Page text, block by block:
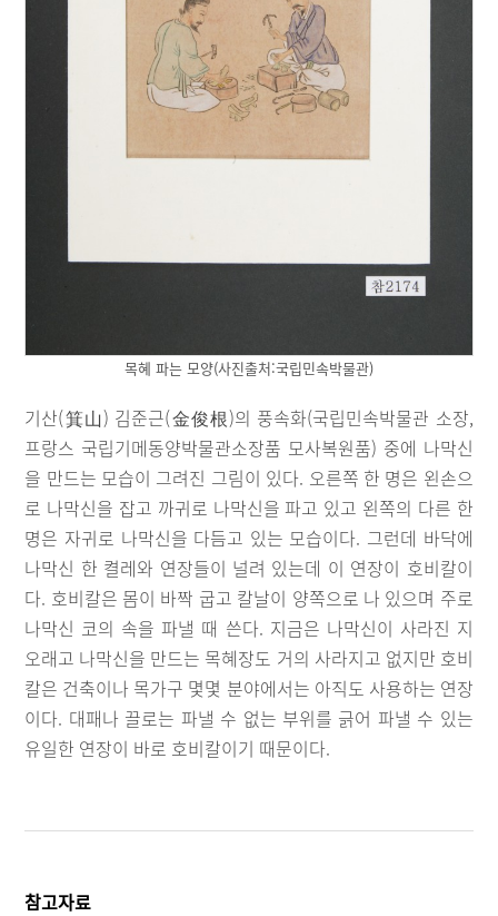
목혜 파는 모양(사진출처:국립민속박물관)
기산(箕山) 김준근(金俊根)의 풍속화(국립민속박물관 소장,
프랑스 국립기메동양박물관소장품 모사복원품) 중에 나막신
을 만드는 모습이 그려진 그림이 있다. 오른쪽 한 명은 왼손으
로 나막신을 잡고 까귀로 나막신을 파고 있고 왼쪽의 다른 한
명은 자귀로 나막신을 다듬고 있는 모습이다. 그런데 바닥에
나막신 한 켤레와 연장들이 널려 있는데 이 연장이 호비칼이
다. 호비칼은 몸이 바짝 굽고 칼날이 양쪽으로 나 있으며 주로
나막신 코의 속을 파낼 때 쓴다. 지금은 나막신이 사라진 지
오래고 나막신을 만드는 목혜장도 거의 사라지고 없지만 호비
칼은 건축이나 목가구 몇몇 분야에서는 아직도 사용하는 연장
이다. 대패나 끌로는 파낼 수 없는 부위를 긁어 파낼 수 있는
유일한 연장이 바로 호비칼이기 때문이다.
참고자료